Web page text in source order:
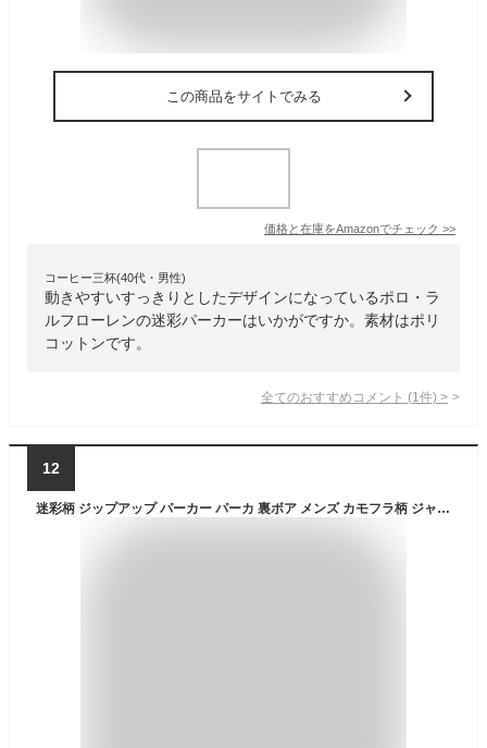
この商品をサイトでみる
価格と在庫をAmazonでチェック >>
コーヒー三杯(40代・男性)
動きやすいすっきりとしたデザインになっているポロ・ラ
ルフローレンの迷彩パーカーはいかがですか。素材はポリ
コットンです。
全てのおすすめコメント (1 件) >
12
迷彩柄 ジップアップ パーカー パーカ 裏ボア メンズ カモフラ柄 ジャケット ジップパーカー ジップパーカ 裏起毛 パーカー スウェット パーカー スウェットトレーナー ジップアップ 厚手 無地 ストリート系 アメカジ系